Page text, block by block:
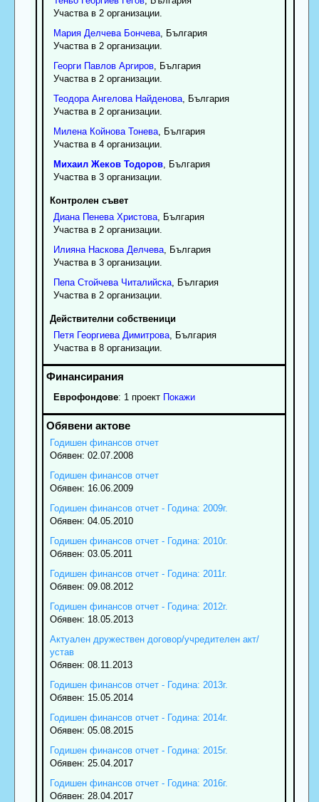
Участва в 2 организации.
Мария Делчева Бончева, България
Участва в 2 организации.
Георги Павлов Аргиров, България
Участва в 2 организации.
Теодора Ангелова Найденова, България
Участва в 2 организации.
Милена Койнова Тонева, България
Участва в 4 организации.
Михаил Жеков Тодоров, България
Участва в 3 организации.
Контролен съвет
Диана Пенева Христова, България
Участва в 2 организации.
Илияна Наскова Делчева, България
Участва в 3 организации.
Пепа Стойчева Читалийска, България
Участва в 2 организации.
Действителни собственици
Петя Георгиева Димитрова, България
Участва в 8 организации.
Еврофондове: 1 проект Покажи
Годишен финансов отчет
Обявен: 02.07.2008
Годишен финансов отчет
Обявен: 16.06.2009
Годишен финансов отчет - Година: 2009г.
Обявен: 04.05.2010
Годишен финансов отчет - Година: 2010г.
Обявен: 03.05.2011
Годишен финансов отчет - Година: 2011г.
Обявен: 09.08.2012
Годишен финансов отчет - Година: 2012г.
Обявен: 18.05.2013
Актуален дружествен договор/учредителен акт/
устав
Обявен: 08.11.2013
Годишен финансов отчет - Година: 2013г.
Обявен: 15.05.2014
Годишен финансов отчет - Година: 2014г.
Обявен: 05.08.2015
Годишен финансов отчет - Година: 2015г.
Обявен: 25.04.2017
Годишен финансов отчет - Година: 2016г.
Обявен: 28.04.2017